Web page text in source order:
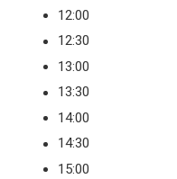
12:00
12:30
13:00
13:30
14:00
14:30
15:00